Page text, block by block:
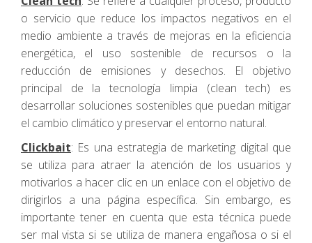
o servicio que reduce los impactos negativos en el
medio ambiente a través de mejoras en la eficiencia
energética, el uso sostenible de recursos o la
reducción de emisiones y desechos. El objetivo
principal de la tecnología limpia (clean tech) es
desarrollar soluciones sostenibles que puedan mitigar
el cambio climático y preservar el entorno natural.
Clickbait: Es una estrategia de marketing digital que
se utiliza para atraer la atención de los usuarios y
motivarlos a hacer clic en un enlace con el objetivo de
dirigirlos a una página específica. Sin embargo, es
importante tener en cuenta que esta técnica puede
ser mal vista si se utiliza de manera engañosa o si el